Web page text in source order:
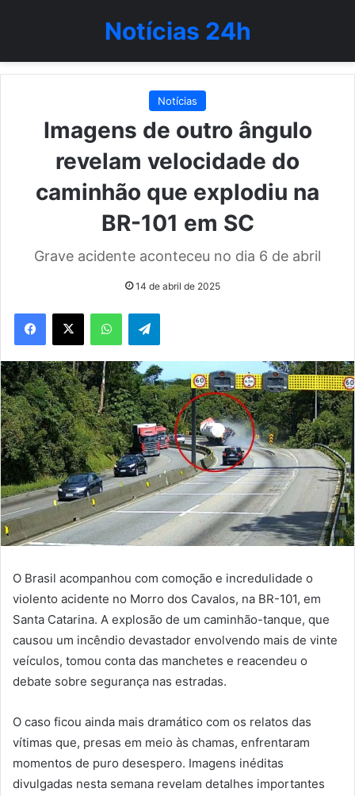
Notícias 24h
Notícias
Imagens de outro ângulo
revelam velocidade do
caminhão que explodiu na
BR-101 em SC
Grave acidente aconteceu no dia 6 de abril
14 de abril de 2025
WhatsAppTelegram
O Brasil acompanhou com comoção e incredulidade o
violento acidente no Morro dos Cavalos, na BR-101, em
Santa Catarina. A explosão de um caminhão-tanque, que
causou um incêndio devastador envolvendo mais de vinte
veículos, tomou conta das manchetes e reacendeu o
debate sobre segurança nas estradas.
O caso ficou ainda mais dramático com os relatos das
vítimas que, presas em meio às chamas, enfrentaram
momentos de puro desespero. Imagens inéditas
divulgadas nesta semana revelam detalhes importantes